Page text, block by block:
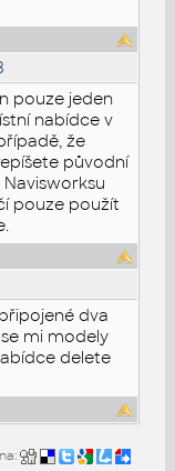
pouze jeden
nabídce v
že
původní
pouze použít
dva
mi modely
delete